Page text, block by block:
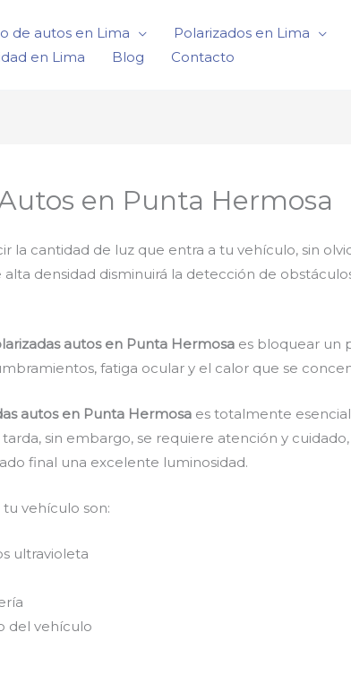
de autos en Lima Polarizados en Lima
en Lima
Blog Contacto
en Punta Hermosa
cantidad de luz que entra a tu vehículo, sin
densidad disminuirá la detección de
autos en Punta Hermosa es bloquear un
fatiga ocular y el calor que se
autos en Punta Hermosa es totalmente
sin embargo, se requiere atención y
final una excelente luminosidad.
tu vehículo son:
ultravioleta
del vehículo